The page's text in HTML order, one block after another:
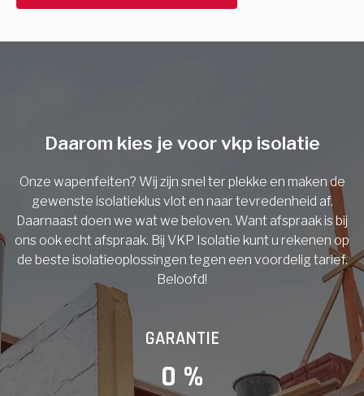
Vorige
Daarom kies je voor vkp isolatie
Onze wapenfeiten? Wij zijn snel ter plekke en maken de
gewenste isolatieklus vlot en naar tevredenheid af.
Daarnaast doen we wat we beloven. Want afspraak is bij
ons ook echt afspraak. Bij VKP Isolatie kunt u rekenen op
de beste isolatieoplossingen tegen een voordelig tarief.
Beloofd!
GARANTIE
0 %